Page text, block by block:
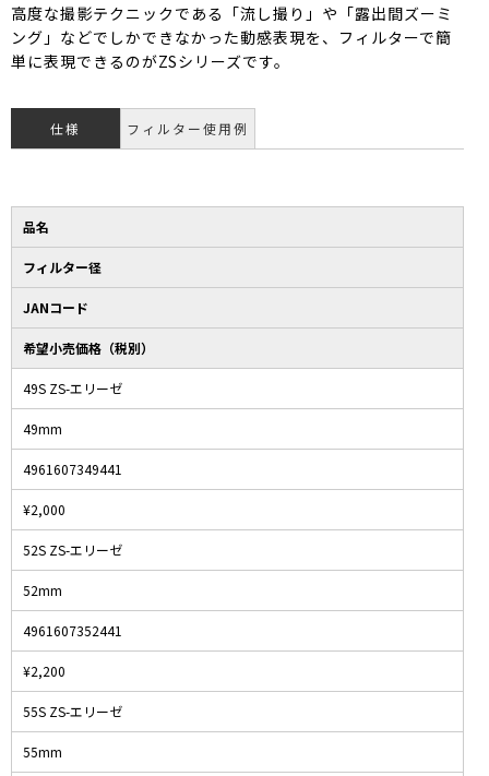
高度な撮影テクニックである「流し撮り」や「露出間ズーミ
ング」などでしかできなかった動感表現を、フィルターで簡
単に表現できるのがZSシリーズです。
仕様 フィルター使用例
品名
フィルター径
JANコード
希望小売価格（税別）
49S ZS-エリーゼ
49mm
4961607349441
¥2,000
52S ZS-エリーゼ
52mm
4961607352441
¥2,200
55S ZS-エリーゼ
55mm